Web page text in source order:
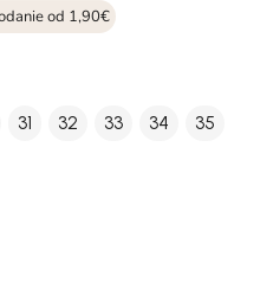
od 1,90€
31 32 33 34
35